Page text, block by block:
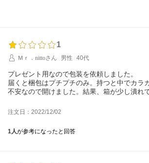
1
Ｍｒ．nittoさん
男性 40代
プレゼント用なので包装を依頼しました。
届くと梱包はプチプチのみ。持つと中でカラ
不安なので開けました。結果、箱が少し潰れ
コロコロと動いてしまっていました。
注文日：2022/12/02
1人が参考になったと回答